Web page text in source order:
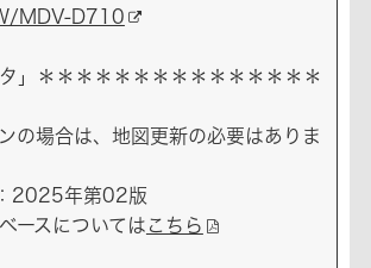
MDV-D710
」＊＊＊＊＊＊＊＊＊＊＊＊＊＊＊
の場合は、地図更新の必要はありま
2025年第02版
ースについては こちら